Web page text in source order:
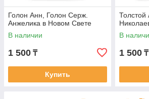
Голон Анн, Голон Серж.
Анжелика в Новом Свете
В наличии
1 500 ₸
Купить
Толстой
В
1 500 ₸